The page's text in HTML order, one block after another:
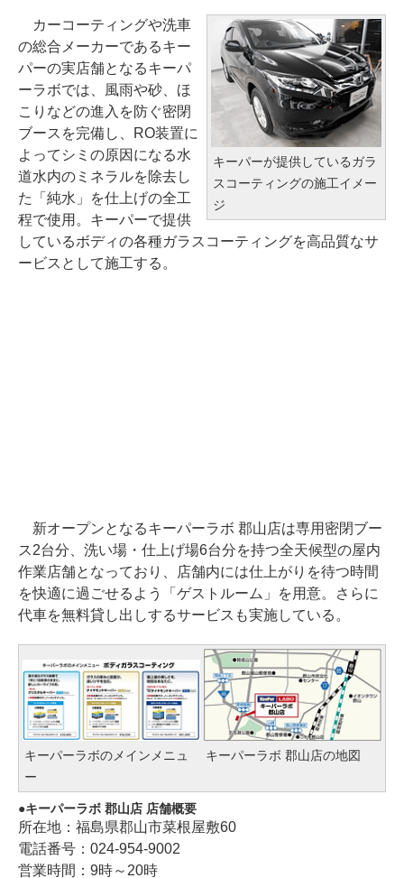
キーパーが提供しているガラ
スコーティングの施工イメー
ジ
カーコーティングや洗車
の総合メーカーであるキー
パーの実店舗となるキーパ
ーラボでは、風雨や砂、ほ
こりなどの進入を防ぐ密閉
ブースを完備し、RO装置に
よってシミの原因になる水
道水内のミネラルを除去し
た「純水」を仕上げの全工
程で使用。キーパーで提供
しているボディの各種ガラスコーティングを高品質なサ
ービスとして施工する。
新オープンとなるキーパーラボ 郡山店は専用密閉ブー
ス2台分、洗い場・仕上げ場6台分を持つ全天候型の屋内
作業店舗となっており、店舗内には仕上がりを待つ時間
を快適に過ごせるよう「ゲストルーム」を用意。さらに
代車を無料貸し出しするサービスも実施している。
キーパーラボのメインメニュ
ー
キーパーラボ 郡山店の地図
キーパーラボ 郡山店 店舗概要
所在地：福島県郡山市菜根屋敷60
電話番号：024-954-9002
営業時間：9時～20時